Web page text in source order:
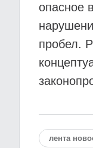
опасное
пробел.
лента